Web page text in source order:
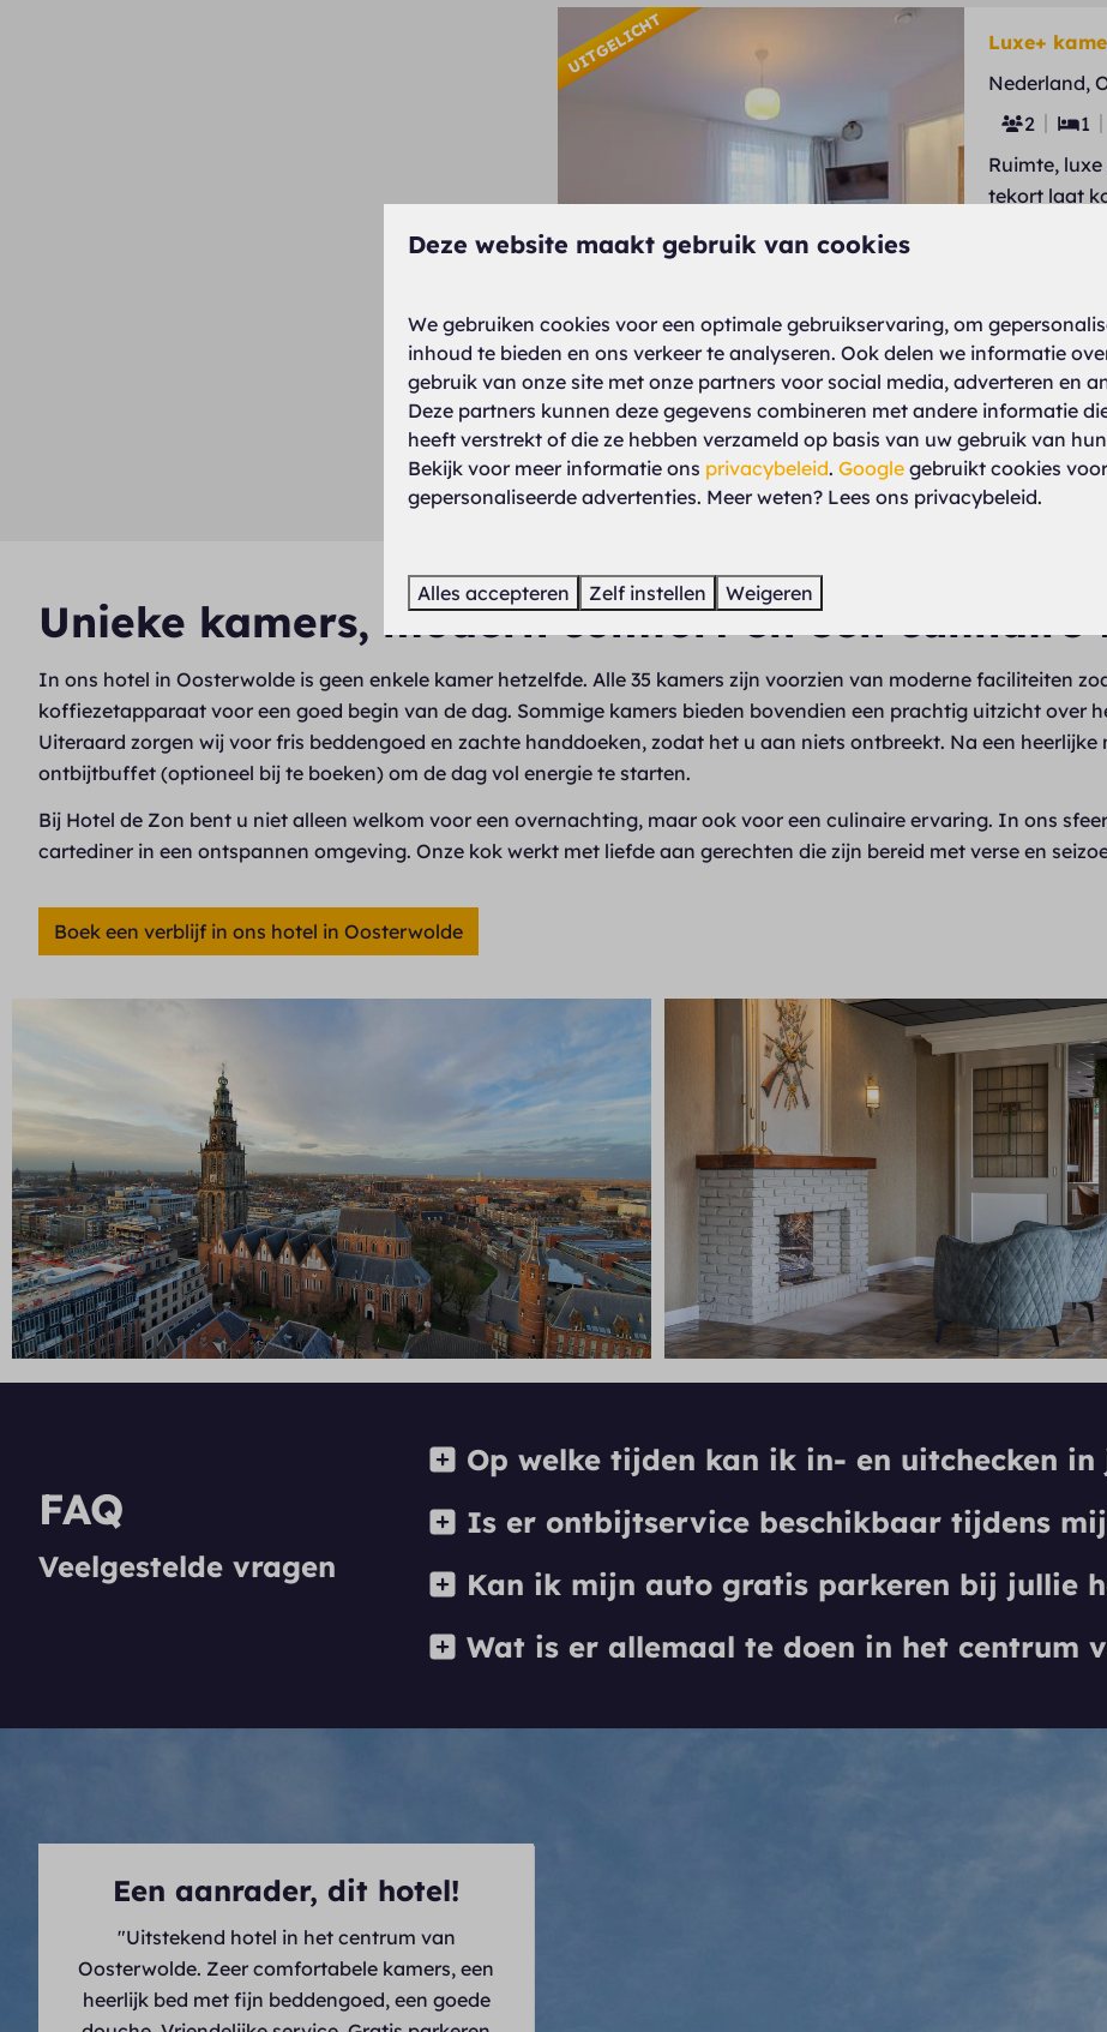
UITGELICHT
Luxe+
Nederland,
2
1
Ruimte,
tekort laat
Meer
Unieke kamers, modern comfort en een culinaire
In ons hotel in Oosterwolde is geen enkele kamer hetzelfde. Alle 35 kamers zijn voorzien van moderne faciliteiten
koffiezetapparaat voor een goed begin van de dag. Sommige kamers bieden bovendien een prachtig uitzicht over
Uiteraard zorgen wij voor fris beddengoed en zachte handdoeken, zodat het u aan niets ontbreekt. Na een
ontbijtbuffet (optioneel bij te boeken) om de dag vol energie te starten.
Bij Hotel de Zon bent u niet alleen welkom voor een overnachting, maar ook voor een culinaire ervaring. In ons
cartediner in een ontspannen omgeving. Onze kok werkt met liefde aan gerechten die zijn bereid met verse en
Boek een verblijf in ons hotel in Oosterwolde
FAQ
Veelgestelde vragen
Op welke tijden kan ik in- en uitchecken
Is er ontbijtservice beschikbaar tijdens
Kan ik mijn auto gratis parkeren bij jullie
Wat is er allemaal te doen in het centrum
Een aanrader, dit hotel!
"Uitstekend hotel in het centrum van
Oosterwolde. Zeer comfortabele kamers, een
heerlijk bed met fijn beddengoed, een goede
Deze website maakt gebruik van cookies
We gebruiken cookies voor een optimale gebruikservaring, om
inhoud te bieden en ons verkeer te analyseren. Ook delen we informatie
gebruik van onze site met onze partners voor social media, adverteren en
Deze partners kunnen deze gegevens combineren met andere informatie
heeft verstrekt of die ze hebben verzameld op basis van uw gebruik van
Bekijk voor meer informatie ons privacybeleid. Google gebruikt cookies voor
gepersonaliseerde advertenties. Meer weten? Lees ons privacybeleid.
Alles accepteren Zelf instellen Weigeren